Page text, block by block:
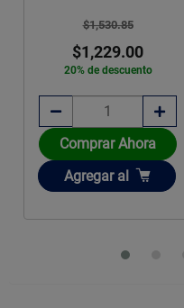
$1,530.85
$1,229.00
20% de descuento
Comprar Ahora
Añadir
Agregar al